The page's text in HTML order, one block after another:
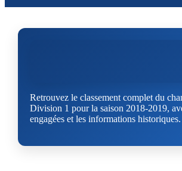
Retrouvez le classement complet du
Division 1 pour la saison 2018-2019,
engagées et les informations historiques.